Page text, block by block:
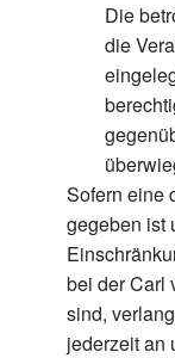
Die
die
Sofern eine
gegeben ist
bei der Carl
sind,
jederzeit an